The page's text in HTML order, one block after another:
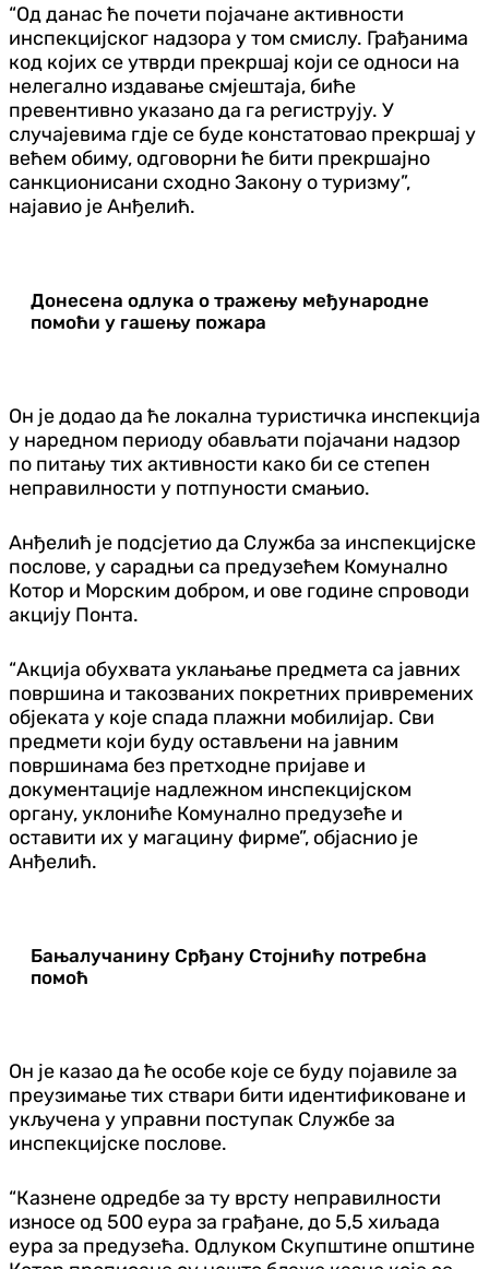
“Од данас ће почети појачане активности
инспекцијског надзора у том смислу. Грађанима
код којих се утврди прекршај који се односи на
нелегално издавање смјештаја, биће
превентивно указано да га региструју. У
случајевима гдје се буде констатовао прекршај у
већем обиму, одговорни ће бити прекршајно
санкционисани сходно Закону о туризму”,
најавио је Анђелић.
Донесена одлука о тражењу међународне
помоћи у гашењу пожара
Он је додао да ће локална туристичка инспекција
у наредном периоду обављати појачани надзор
по питању тих активности како би се степен
неправилности у потпуности смањио.
Анђелић је подсјетио да Служба за инспекцијске
послове, у сарадњи са предузећем Комунално
Котор и Морским добром, и ове године спроводи
акцију Понта.
“Акција обухвата уклањање предмета са јавних
површина и такозваних покретних привремених
објеката у које спада плажни мобилијар. Сви
предмети који буду остављени на јавним
површинама без претходне пријаве и
документације надлежном инспекцијском
органу, уклониће Комунално предузеће и
оставити их у магацину фирме”, објаснио је
Анђелић.
Бањалучанину Срђану Стојнићу потребна
помоћ
Он је казао да ће особе које се буду појавиле за
преузимање тих ствари бити идентификоване и
укључена у управни поступак Службе за
инспекцијске послове.
“Казнене одредбе за ту врсту неправилности
износе од 500 еура за грађане, до 5,5 хиљада
еура за предузећа. Одлуком Скупштине општине